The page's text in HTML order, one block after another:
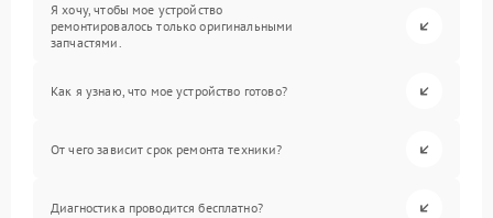
Я хочу, чтобы мое устройство
ремонтировалось только оригинальными
запчастями.
Как я узнаю, что мое устройство готово?
От чего зависит срок ремонта техники?
Диагностика проводится бесплатно?